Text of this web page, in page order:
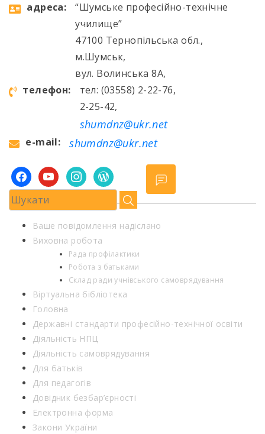
aдресa:
“Шумське професійно-технічне
училище”
47100 Тернопільська обл.,
м.Шумськ,
вул. Волинська 8А,
телефон:
тел: (03558) 2-22-76,
2-25-42,
shumdnz@ukr.net
e-mail: shumdnz@ukr.net
facebookyoutubeinstagramwordpress
Ваше повідомлення надіслано
Виховна робота
Рада профілактики
Робота з батьками
Склад ради учнівського самоврядування
Віртуальна бібліотека
Головна
Державні стандарти професійно-технічної освіти
Діяльність НПЦ
Діяльність самоврядування
Для батьків
Для педагогів
Довідник безбар’єрності
Електронна форма
Закони України